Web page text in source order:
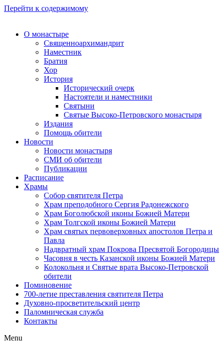
Перейти к содержимому
О монастыре
Священноархимандрит
Наместник
Братия
Хор
История
Исторический очерк
Настоятели и наместники
Святыни
Святые Высоко-Петровского монастыря
Издания
Помощь обители
Новости
Новости монастыря
СМИ об обители
Публикации
Расписание
Храмы
Собор святителя Петра
Храм преподобного Сергия Радонежского
Храм Боголюбской иконы Божией Матери
Храм Толгской иконы Божией Матери
Храм святых первоверховных апостолов Петра и
Павла
Надвратный храм Покрова Пресвятой Богородицы
Часовня в честь Казанской иконы Божией Матери
Колокольня и Святые врата Высоко-Петровской
обители
Поминовение
700-летие преставления святителя Петра
Духовно-просветительский центр
Паломническая служба
Контакты
Menu